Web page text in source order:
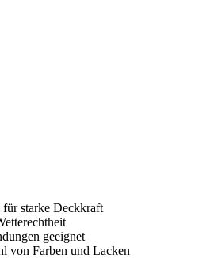
starke Deckkraft
geeignet
von Farben und Lacken